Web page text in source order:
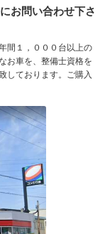
お問い合わせ下さ
間１，０００台以上の
お車を、整備士資格を
しております。ご購入